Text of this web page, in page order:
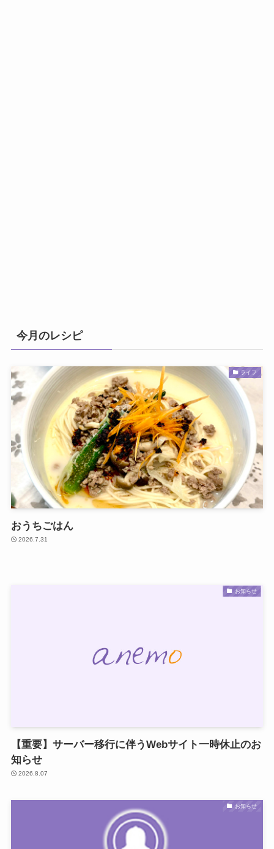
今月のレシピ
ライフ
おうちごはん
2026.7.31
お知らせ
【重要】サーバー移行に伴うWebサイト一時休止のお
知らせ
2026.8.07
お知らせ